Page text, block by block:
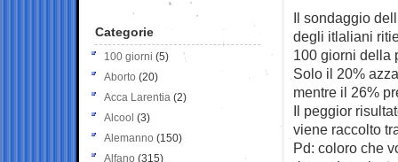
Il sondaggio
degli itlaliani
100 giorni della
Solo il 20%
mentre il 26%
Il peggior
viene raccolto
Pd: coloro che
Categorie
100 giorni (5)
Aborto (20)
Acca Larentia (2)
Alcool (3)
Alemanno (150)
Alfano (315)